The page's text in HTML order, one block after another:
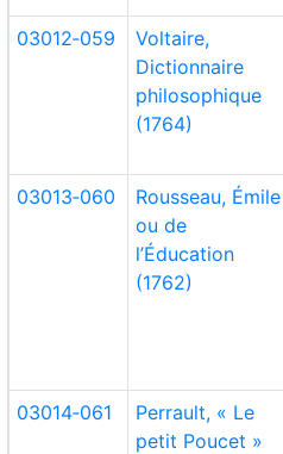
03012‑059
Voltaire,
Dictionnaire
philosophique
(1764)
03013‑060
Rousseau, Émile
ou de
l’Éducation
(1762)
03014‑061
Perrault, « Le
petit Poucet »